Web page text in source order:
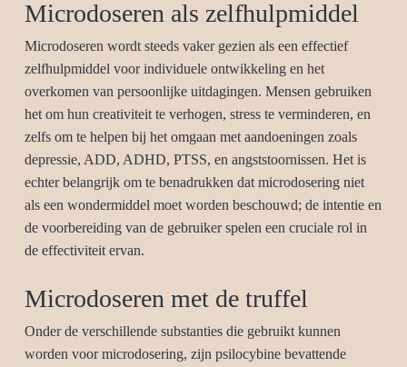
Microdoseren als zelfhulpmiddel
Microdoseren wordt steeds vaker gezien als een effectief
zelfhulpmiddel voor individuele ontwikkeling en het
overkomen van persoonlijke uitdagingen. Mensen gebruiken
het om hun creativiteit te verhogen, stress te verminderen, en
zelfs om te helpen bij het omgaan met aandoeningen zoals
depressie, ADD, ADHD, PTSS, en angststoornissen. Het is
echter belangrijk om te benadrukken dat microdosering niet
als een wondermiddel moet worden beschouwd; de intentie en
de voorbereiding van de gebruiker spelen een cruciale rol in
de effectiviteit ervan.
Microdoseren met de truffel
Onder de verschillende substanties die gebruikt kunnen
worden voor microdosering, zijn psilocybine bevattende